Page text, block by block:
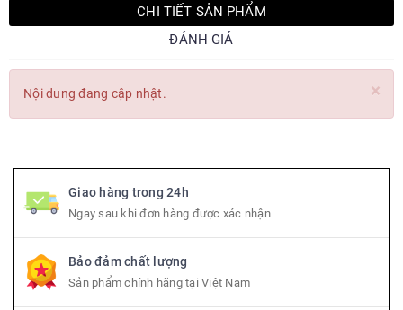
CHI TIẾT SẢN PHẨM
ĐÁNH GIÁ
×
Nội dung đang cập nhật.
Giao hàng trong 24h
Ngay sau khi đơn hàng được xác nhận
Bảo đảm chất lượng
Sản phẩm chính hãng tại Việt Nam